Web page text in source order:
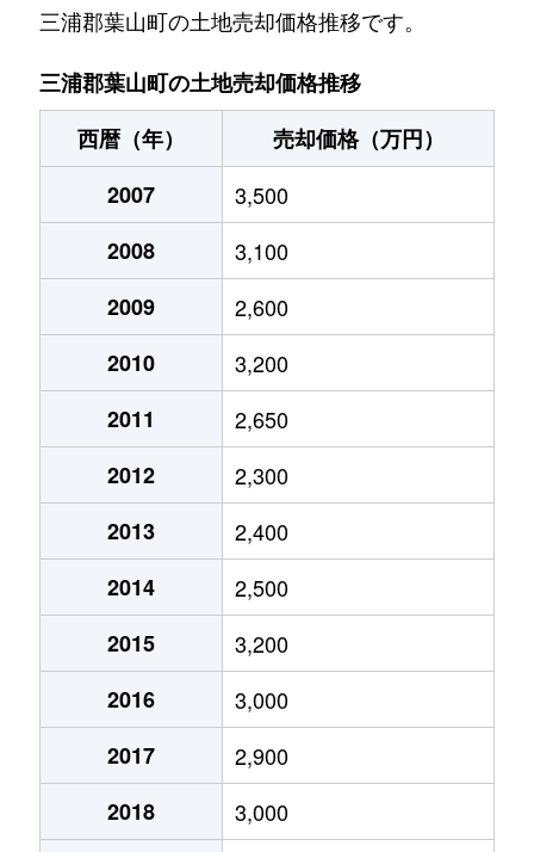
下山口
25,000万円 逗子 徒歩1時間15分
長柄
4,800万円 逗子
長柄
4,500万円 逗子 徒歩26分
1,200万円 逗子
5,600万円 逗子
三浦郡葉山町の土地売却価格推移です。
三浦郡葉山町の土地売却価格推移
西暦（年）
売却価格（万円）
2007
3,500
2008
3,100
2009
2,600
2010
3,200
2011
2,650
2012
2,300
2013
2,400
2014
2,500
2015
3,200
2016
3,000
2017
2,900
2018
3,000